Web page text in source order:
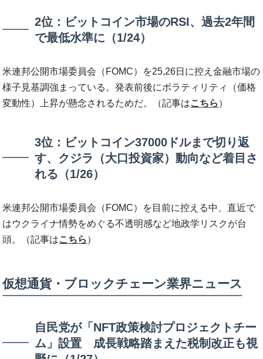
2位：ビットコイン市場のRSI、過去2年間
で最低水準に（1/24）
米連邦公開市場委員会（FOMC）を25,26日に控え金融市場の
様子見基調強まっている。発表前後にボラティリティ（価格
変動性）上昇が懸念されるためだ。（記事はこちら ）
3位：ビットコイン37000ドルまで切り返
す、クジラ（大口投資家）動向など着目さ
れる（1/26）
米連邦公開市場委員会（FOMC）を目前に控える中、直近で
はウクライナ情勢をめぐる不透明感など地政学リスクが台
頭。（記事はこちら ）
仮想通貨・ブロックチェーン業界ニュース
自民党が「NFT政策検討プロジェクトチー
ム」設置 成長戦略踏まえた税制改正も視